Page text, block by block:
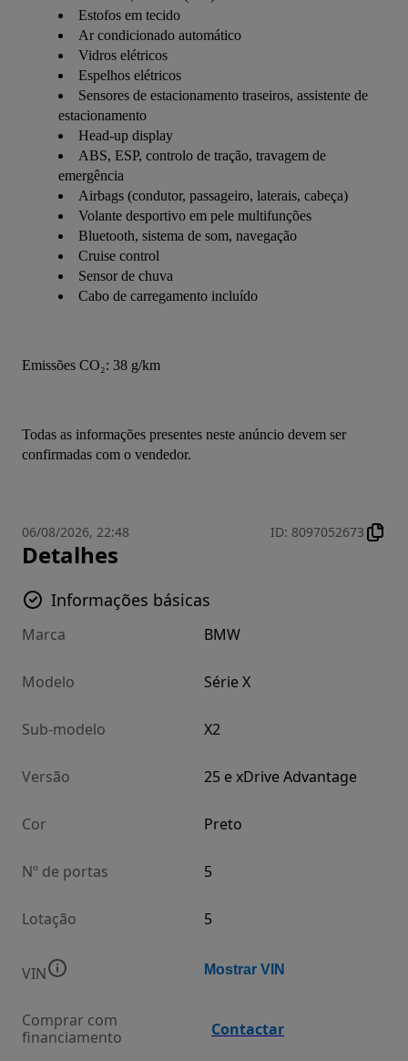
Estofos em tecido
Ar condicionado automático
Vidros elétricos
Espelhos elétricos
Sensores de estacionamento traseiros, assistente de
estacionamento
Head-up display
ABS, ESP, controlo de tração, travagem de
emergência
Airbags (condutor, passageiro, laterais, cabeça)
Volante desportivo em pele multifunções
Bluetooth, sistema de som, navegação
Cruise control
Sensor de chuva
Cabo de carregamento incluído
Emissões CO₂: 38 g/km
Todas as informações presentes neste anúncio devem ser
confirmadas com o vendedor.
06/08/2026, 22:48 ID: 8097052673
Detalhes
Informações básicas
Marca BMW
Modelo Série X
Sub-modelo X2
Versão 25 e xDrive Advantage
Cor Preto
Nº de portas 5
Lotação 5
VIN Mostrar VIN
Comprar com
financiamento
Contactar